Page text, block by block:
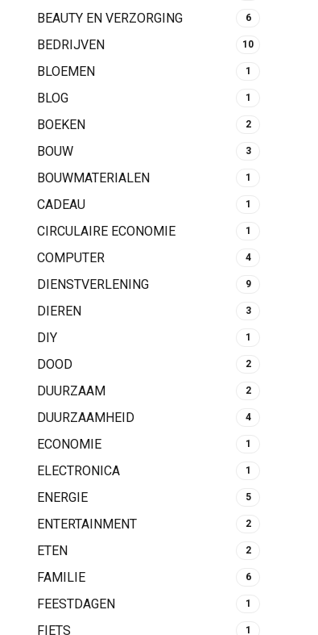
BEAUTY EN VERZORGING 6
BEDRIJVEN 10
BLOEMEN 1
BLOG 1
BOEKEN 2
BOUW 3
BOUWMATERIALEN 1
CADEAU 1
CIRCULAIRE ECONOMIE 1
COMPUTER 4
DIENSTVERLENING 9
DIEREN 3
DIY 1
DOOD 2
DUURZAAM 2
DUURZAAMHEID 4
ECONOMIE 1
ELECTRONICA 1
ENERGIE 5
ENTERTAINMENT 2
ETEN 2
FAMILIE 6
FEESTDAGEN 1
FIETS 1